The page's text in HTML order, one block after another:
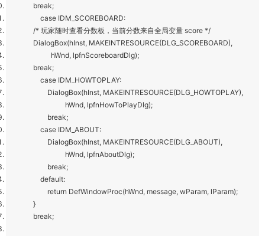
break;
case IDM_SCOREBOARD:
/* 玩家随时查看分数板，当前分数来自全局变量 score */
DialogBox(hInst, MAKEINTRESOURCE(DLG_SCOREBOARD),
hWnd, lpfnScoreboardDlg);
break;
case IDM_HOWTOPLAY:
DialogBox(hInst, MAKEINTRESOURCE(DLG_HOWTOPLAY),
hWnd, lpfnHowToPlayDlg);
break;
case IDM_ABOUT:
DialogBox(hInst, MAKEINTRESOURCE(DLG_ABOUT),
hWnd, lpfnAboutDlg);
break;
default:
return DefWindowProc(hWnd, message, wParam, lParam);
}
break;